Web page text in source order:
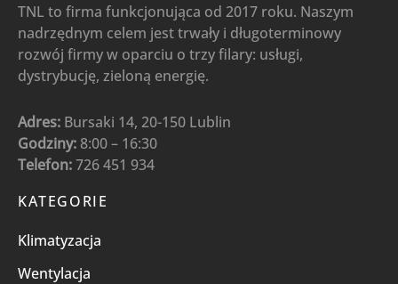
TNL to firma funkcjonująca od 2017 roku. Naszym
nadrzędnym celem jest trwały i długoterminowy
rozwój firmy w oparciu o trzy filary: usługi,
dystrybucję, zieloną energię.
Adres: Bursaki 14, 20-150 Lublin
Godziny: 8:00 – 16:30
Telefon:726 451 934
KATEGORIE
Klimatyzacja
Wentylacja